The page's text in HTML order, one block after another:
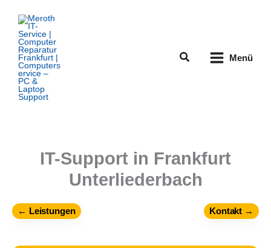
Inhalt
springen
Suchen Menü
IT-Support in Frankfurt
Unterliederbach
← Leistungen Kontakt →